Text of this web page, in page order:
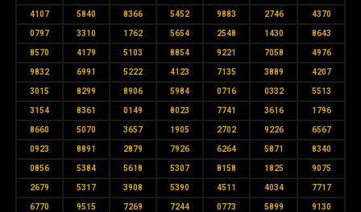
4107 5840 8366 5452 9883 2746 4370
0797 3310 1762 5654 2548 1430 8643
8570 4179 5103 8854 9221 7058 4976
9832 6991 5222 4123 7135 3889 4207
3015 8299 8906 5984 0716 0332 5513
3154 8361 0149 8023 7741 3616 1796
8660 5070 3657 1905 2702 9226 6567
0923 8891 2879 7926 6264 5871 8340
0856 5384 5618 5307 8158 1825 9075
2679 5317 3908 5390 4511 4034 7717
6770 9515 7269 7244 0773 5899 9130